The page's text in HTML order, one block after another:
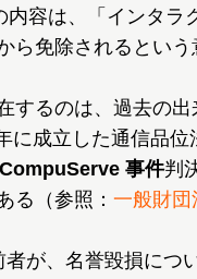
容は、「インタラ
ら免除されるという
するのは、過去の
に成立した通信品位
事件判
る（参照： 一般財
が、名誉毀損につい